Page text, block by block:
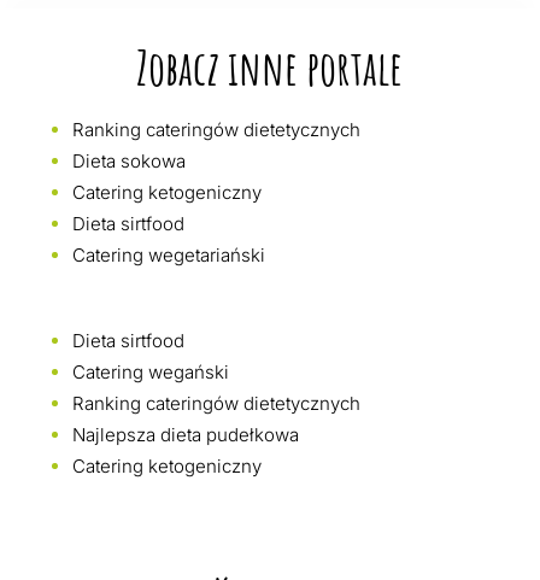
Zobacz inne portale
Ranking cateringów dietetycznych
Dieta sokowa
Catering ketogeniczny
Dieta sirtfood
Catering wegetariański
Dieta sirtfood
Catering wegański
Ranking cateringów dietetycznych
Najlepsza dieta pudełkowa
Catering ketogeniczny